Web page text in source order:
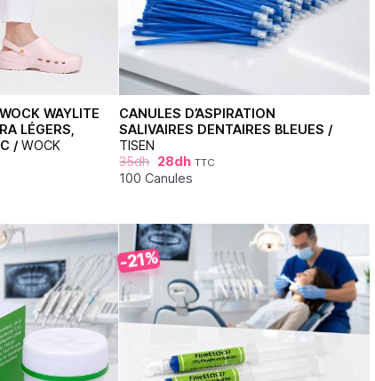
WAYLITE
LÉGERS,
/WOCK
CANULES D’ASPIRATION
SALIVAIRES DENTAIRES BLEUES /
TISEN
35dh 28dh TTC
100 Canules
-21%